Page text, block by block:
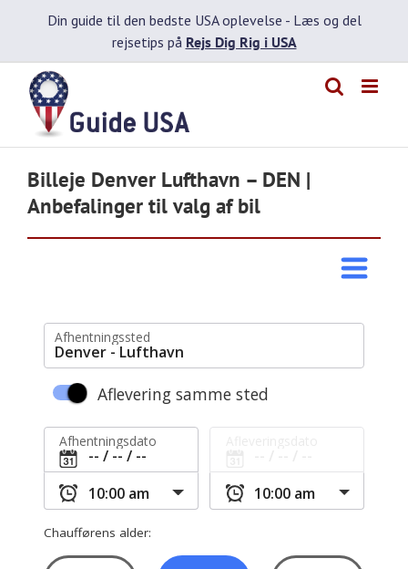
Din guide til den bedste USA oplevelse - Læs og del
rejsetips på Rejs Dig Rig i USA
Billeje Denver Lufthavn – DEN |
Anbefalinger til valg af bil